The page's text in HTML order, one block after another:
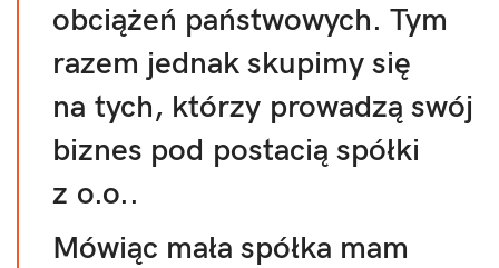
obciążeń państwowych. Tym
razem jednak skupimy się
na tych, którzy prowadzą swój
biznes pod postacią spółki
z o.o..
Mówiąc mała spółka mam